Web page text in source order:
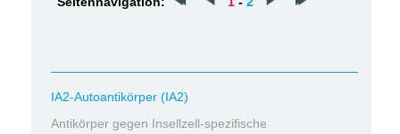
IA2-Autoantikörper (IA2)
Antikörper gegen Insellzell-spezifische